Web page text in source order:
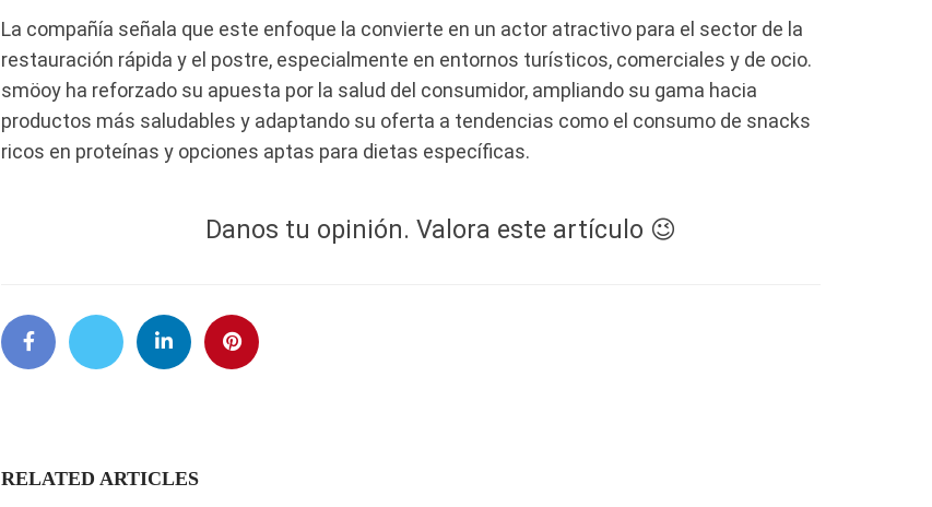
La compañía señala que este enfoque la convierte en un actor atractivo para el sector de la
restauración rápida y el postre, especialmente en entornos turísticos, comerciales y de ocio.
smöoy ha reforzado su apuesta por la salud del consumidor, ampliando su gama hacia
productos más saludables y adaptando su oferta a tendencias como el consumo de snacks
ricos en proteínas y opciones aptas para dietas específicas.
Danos tu opinión. Valora este artículo 😉
RELATED ARTICLES